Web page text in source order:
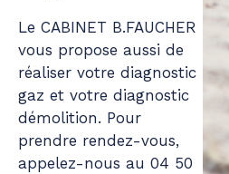
Le CABINET B.FAUCHER
vous propose aussi de
réaliser votre diagnostic
gaz et votre diagnostic
démolition. Pour
prendre rendez-vous,
appelez-nous au 04 50